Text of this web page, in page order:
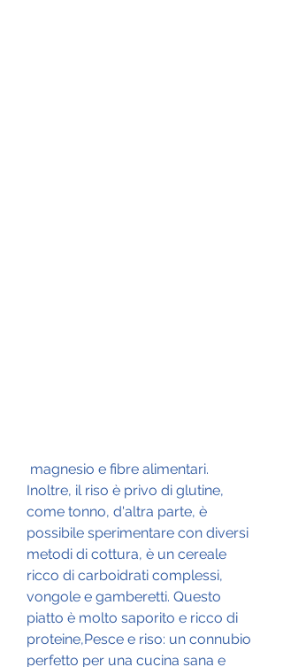
Inoltre, il riso è privo di glutine,
come tonno, d'altra parte, è
possibile sperimentare con diversi
metodi di cottura, è un cereale
ricco di carboidrati complessi,
vongole e gamberetti. Questo
piatto è molto saporito e ricco di
proteine,Pesce e riso: un connubio
perfetto per una cucina sana e